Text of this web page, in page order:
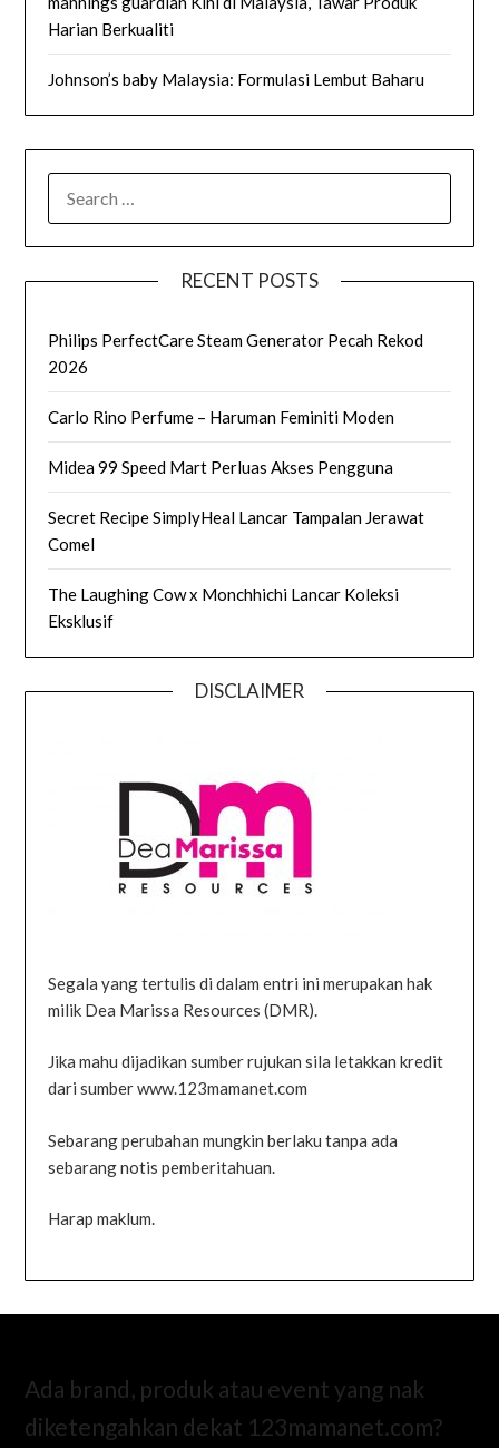
Harian Berkualiti
Johnson’s baby Malaysia: Formulasi Lembut Baharu
FOR:
RECENT POSTS
Philips PerfectCare Steam Generator Pecah Rekod
2026
Carlo Rino Perfume – Haruman Feminiti Moden
Midea 99 Speed Mart Perluas Akses Pengguna
Secret Recipe SimplyHeal Lancar Tampalan Jerawat
Comel
The Laughing Cow x Monchhichi Lancar Koleksi
Eksklusif
DISCLAIMER
Segala yang tertulis di dalam entri ini merupakan hak
milik Dea Marissa Resources (DMR).
Jika mahu dijadikan sumber rujukan sila letakkan kredit
dari sumber www.123mamanet.com
Sebarang perubahan mungkin berlaku tanpa ada
sebarang notis pemberitahuan.
Harap maklum.
Ada brand, produk atau event yang nak
diketengahkan dekat 123mamanet.com?